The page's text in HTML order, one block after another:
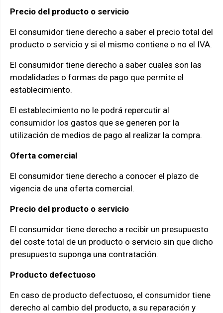
Precio del producto o servicio
El consumidor tiene derecho a saber el precio total del
producto o servicio y si el mismo contiene o no el IVA.
El consumidor tiene derecho a saber cuales son las
modalidades o formas de pago que permite el
establecimiento.
El establecimiento no le podrá repercutir al
consumidor los gastos que se generen por la
utilización de medios de pago al realizar la compra.
Oferta comercial
El consumidor tiene derecho a conocer el plazo de
vigencia de una oferta comercial.
Precio del producto o servicio
El consumidor tiene derecho a recibir un presupuesto
del coste total de un producto o servicio sin que dicho
presupuesto suponga una contratación.
Producto defectuoso
En caso de producto defectuoso, el consumidor tiene
derecho al cambio del producto, a su reparación y